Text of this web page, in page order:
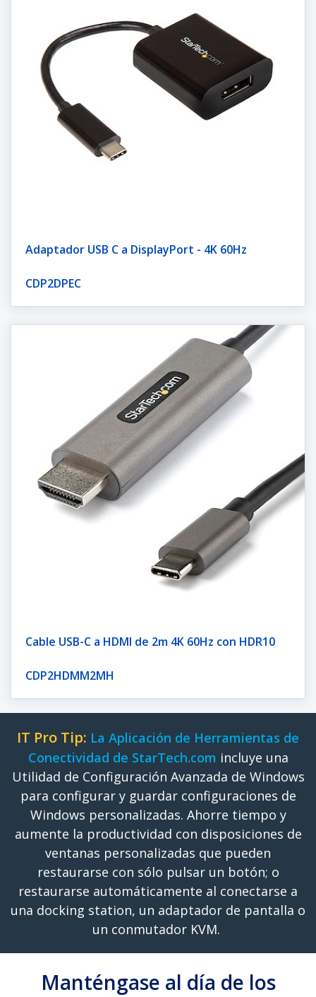
Adaptador USB C a DisplayPort - 4K 60Hz
CDP2DPEC
Cable USB-C a HDMI de 2m 4K 60Hz con HDR10
CDP2HDMM2MH
IT Pro Tip: La Aplicación de Herramientas de
Conectividad de StarTech.com incluye una
Utilidad de Configuración Avanzada de Windows
para configurar y guardar configuraciones de
Windows personalizadas. Ahorre tiempo y
aumente la productividad con disposiciones de
ventanas personalizadas que pueden
restaurarse con sólo pulsar un botón; o
restaurarse automáticamente al conectarse a
una docking station, un adaptador de pantalla o
un conmutador KVM.
Manténgase al día de los